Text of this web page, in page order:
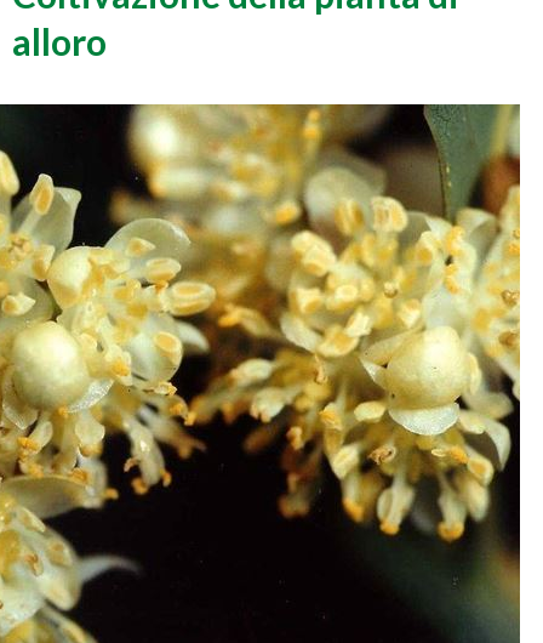
alloro